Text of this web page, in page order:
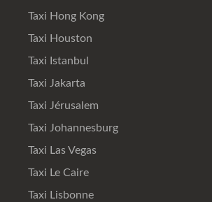
Taxi Hong Kong
Taxi Houston
Taxi Istanbul
Taxi Jakarta
Taxi Jérusalem
Taxi Johannesburg
Taxi Las Vegas
Taxi Le Caire
Taxi Lisbonne